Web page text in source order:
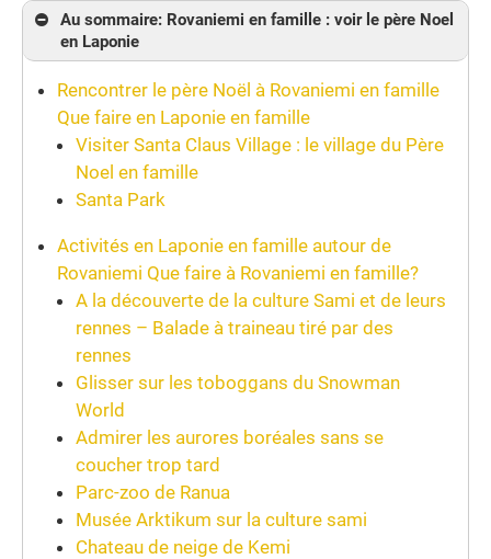
Au sommaire: Rovaniemi en famille : voir le père Noel
en Laponie
Rencontrer le père Noël à Rovaniemi en famille
Que faire en Laponie en famille
Visiter Santa Claus Village : le village du Père
Noel en famille
Santa Park
Activités en Laponie en famille autour de
Rovaniemi Que faire à Rovaniemi en famille?
A la découverte de la culture Sami et de leurs
rennes – Balade à traineau tiré par des
rennes
Glisser sur les toboggans du Snowman
World
Admirer les aurores boréales sans se
coucher trop tard
Parc-zoo de Ranua
Musée Arktikum sur la culture sami
Chateau de neige de Kemi